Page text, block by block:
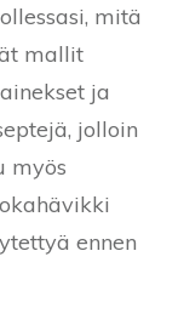
mitä
mallit
ja
jolloin
myös
ennen